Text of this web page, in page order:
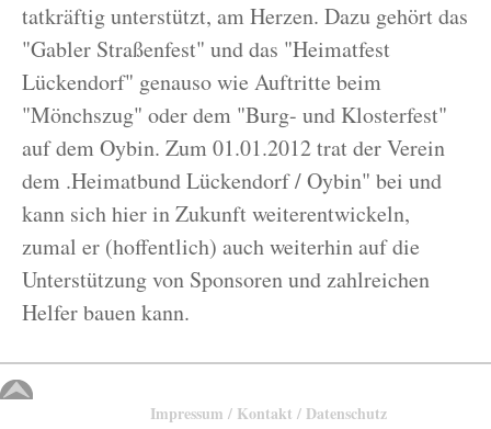
tatkräftig unterstützt, am Herzen. Dazu gehört das
"Gabler Straßenfest" und das "Heimatfest
Lückendorf" genauso wie Auftritte beim
"Mönchszug" oder dem "Burg- und Klosterfest"
auf dem Oybin. Zum 01.01.2012 trat der Verein
dem .Heimatbund Lückendorf / Oybin" bei und
kann sich hier in Zukunft weiterentwickeln,
zumal er (hoffentlich) auch weiterhin auf die
Unterstützung von Sponsoren und zahlreichen
Helfer bauen kann.
Impressum / Kontakt / Datenschutz